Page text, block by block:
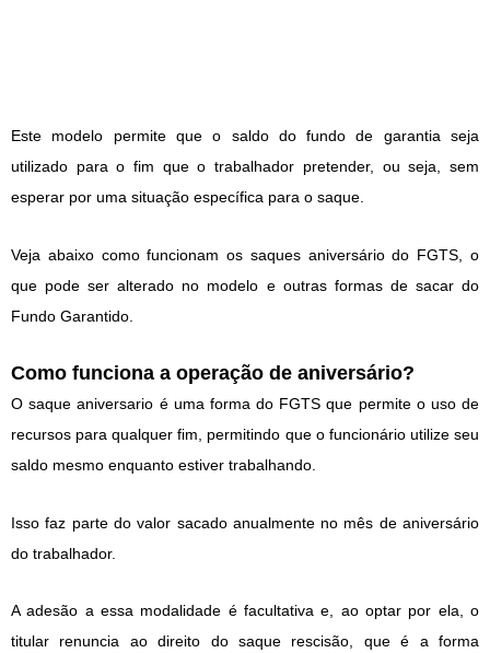
Este modelo permite que o saldo do fundo de garantia seja
utilizado para o fim que o trabalhador pretender, ou seja, sem
esperar por uma situação específica para o saque.
Veja abaixo como funcionam os saques aniversário do FGTS, o
que pode ser alterado no modelo e outras formas de sacar do
Fundo Garantido.
Como funciona a operação de aniversário?
O saque aniversario é uma forma do FGTS que permite o uso de
recursos para qualquer fim, permitindo que o funcionário utilize seu
saldo mesmo enquanto estiver trabalhando.
Isso faz parte do valor sacado anualmente no mês de aniversário
do trabalhador.
A adesão a essa modalidade é facultativa e, ao optar por ela, o
titular renuncia ao direito do saque rescisão, que é a forma